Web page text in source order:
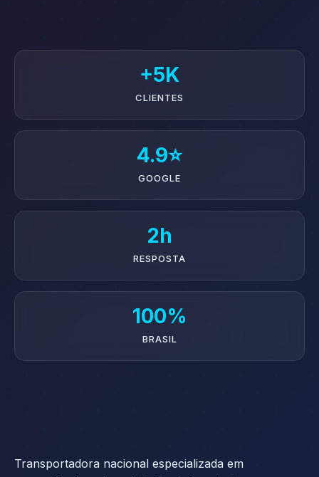
+5K
CLIENTES
4.9⭐
GOOGLE
2h
RESPOSTA
100%
BRASIL
Transportadora nacional especializada em